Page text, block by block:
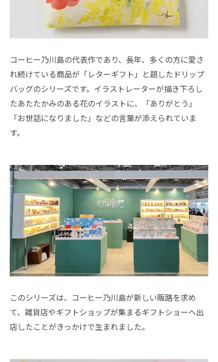
コーヒー乃川島の代表作であり、長年、多くの方に愛さ
れ続けている商品が「レターギフト」と題したドリップ
バッグのシリーズです。イラストレーターが描き下ろし
たあたたかみのある花のイラストに、「ありがとう」
「お世話になりました」などの言葉が添えられていま
す。
このシリーズは、コーヒー乃川島が新しい販路を求め
て、雑貨店やギフトショップが集まるギフトショーへ出
店したことがきっかけで生まれました。